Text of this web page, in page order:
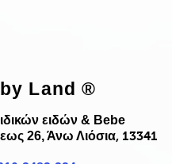
Land®
ειδών & Bebe
26, Άνω Λιόσια, 13341